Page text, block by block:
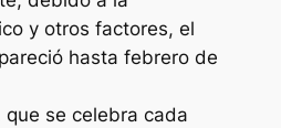
y otros factores, el
hasta febrero de
se celebra cada